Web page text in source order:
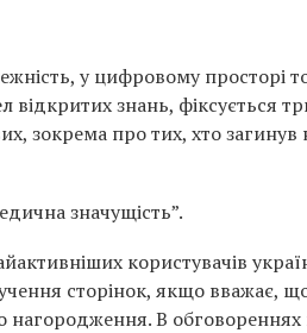
у цифровому просторі
відкритих знань, фіксується
зокрема про тих, хто
значущість”.
користувачів
сторінок, якщо вважає,
В обговореннях